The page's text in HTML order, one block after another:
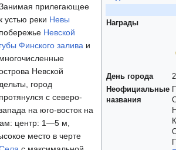
Награды
День города
Неофициальные
названия
прилегающее
к устью реки Невы
побережье Невской
губы Финского залива и
многочисленные
Невской
дельты, город
протянулся с северо-
на юго-восток на
центр: 1—5 м,
место в черте